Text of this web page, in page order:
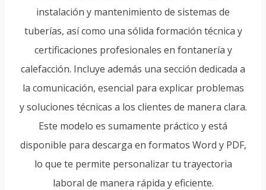
instalación y mantenimiento de sistemas de
tuberías, así como una sólida formación técnica y
certificaciones profesionales en fontanería y
calefacción. Incluye además una sección dedicada a
la comunicación, esencial para explicar problemas
y soluciones técnicas a los clientes de manera clara.
Este modelo es sumamente práctico y está
disponible para descarga en formatos Word y PDF,
lo que te permite personalizar tu trayectoria
laboral de manera rápida y eficiente.